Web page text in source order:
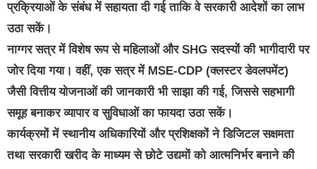
प्रक्रियाओं के संबंध में सहायता दी गई ताकि वे सरकारी आदेशों का लाभ
उठा सकें।
नाग्गर सत्र में विशेष रूप से महिलाओं और SHG सदस्यों की भागीदारी पर
जोर दिया गया। वहीं, एक सत्र में MSE‑CDP (क्लस्टर डेवलपमेंट)
जैसी वित्तीय योजनाओं की जानकारी भी साझा की गई, जिससे सहभागी
समूह बनाकर व्यापार व सुविधाओं का फायदा उठा सकें।
कार्यक्रमों में स्थानीय अधिकारियों और प्रशिक्षकों ने डिजिटल सक्षमता
तथा सरकारी खरीद के माध्यम से छोटे उद्यमों को आत्मनिर्भर बनाने की